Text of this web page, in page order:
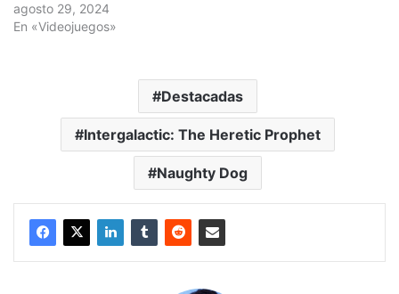
agosto 29, 2024
En «Videojuegos»
Destacadas
Intergalactic: The Heretic Prophet
Naughty Dog